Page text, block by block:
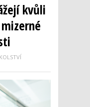
kvůli